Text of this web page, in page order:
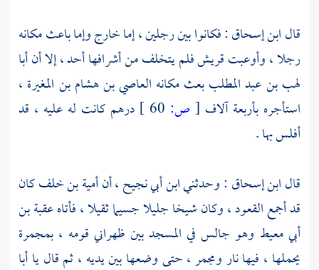
قالابن إسحاق: فكانوا بين رجلين ، إما خارج وإما باعث مكانه
رجلا ، وأوعبتقريشفلم يتخلف من أشرافها أحد ، إلا أنأبا
لهب بن عبد المطلببعث مكانه العاصي بن هشام بن المغيرة ،
استأجره بأربعة آلاف [ ص:
درهم كانت له عليه ، قد
أفلس بها .
قالابن إسحاق : وحدثنيابن أبي نجيح، أنأمية بن خلفكان
قد أجمع القعود ، وكان شيخا جليلا جسيما ثقيلا ، فأتاهعقبة بن
أبي معيط وهو جالس في المسجد بين ظهراني قومه ، بمجمرة
يحملها ، فيها نار ومجمر ، حتى وضعها بين يديه ، ثم قال ياأبا